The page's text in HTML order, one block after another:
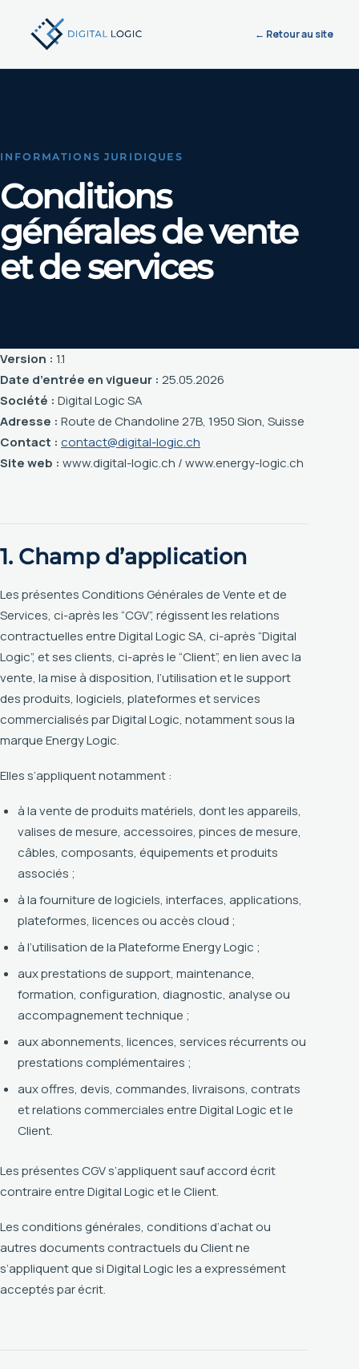
← Retour au site
INFORMATIONS JURIDIQUES
Conditions
générales de vente
et de services
Version : 1.1
Date d’entrée en vigueur : 25.05.2026
Société : Digital Logic SA
Adresse : Route de Chandoline 27B, 1950 Sion, Suisse
Contact : contact@digital-logic.ch
Site web : www.digital-logic.ch / www.energy-logic.ch
1. Champ d’application
Les présentes Conditions Générales de Vente et de
Services, ci-après les “CGV”, régissent les relations
contractuelles entre Digital Logic SA, ci-après “Digital
Logic”, et ses clients, ci-après le “Client”, en lien avec la
vente, la mise à disposition, l’utilisation et le support
des produits, logiciels, plateformes et services
commercialisés par Digital Logic, notamment sous la
marque Energy Logic.
Elles s’appliquent notamment :
à la vente de produits matériels, dont les appareils,
valises de mesure, accessoires, pinces de mesure,
câbles, composants, équipements et produits
associés ;
à la fourniture de logiciels, interfaces, applications,
plateformes, licences ou accès cloud ;
à l’utilisation de la Plateforme Energy Logic ;
aux prestations de support, maintenance,
formation, configuration, diagnostic, analyse ou
accompagnement technique ;
aux abonnements, licences, services récurrents ou
prestations complémentaires ;
aux offres, devis, commandes, livraisons, contrats
et relations commerciales entre Digital Logic et le
Client.
Les présentes CGV s’appliquent sauf accord écrit
contraire entre Digital Logic et le Client.
Les conditions générales, conditions d’achat ou
autres documents contractuels du Client ne
s’appliquent que si Digital Logic les a expressément
acceptés par écrit.